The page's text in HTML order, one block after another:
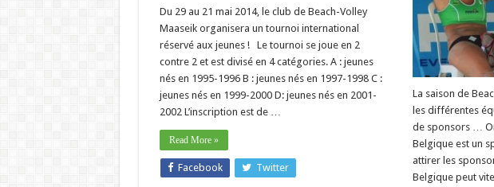
Du 29 au 21 mai 2014, le club de Beach-Volley
Maaseik organisera un tournoi international
réservé aux jeunes ! Le tournoi se joue en 2
contre 2 et est divisé en 4 catégories. A : jeunes
nés en 1995-1996 B : jeunes nés en 1997-1998 C :
jeunes nés en 1999-2000 D: jeunes nés en 2001-
2002 L’inscription est de …
Read More »
Facebook Twitter
La saison de
les différentes
de sponsors …
Belgique est un
attirer les
Belgique peut